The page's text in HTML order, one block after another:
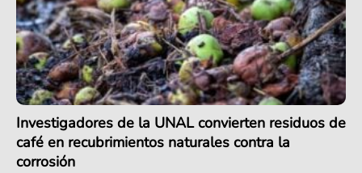
Investigadores de la UNAL convierten residuos de
café en recubrimientos naturales contra la
corrosión